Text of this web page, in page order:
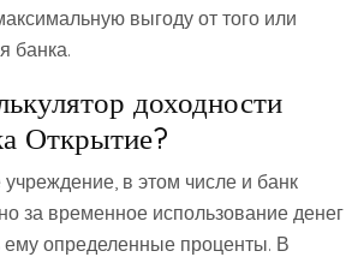
выгоду от того или
банка.
доходности
Открытие?
в этом числе и банк
за временное использование денег
ему определенные проценты. В